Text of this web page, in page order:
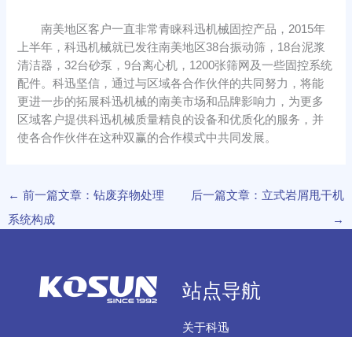
南美地区客户一直非常青睐科迅机械固控产品，2015年
上半年，科迅机械就已发往南美地区38台振动筛，18台泥浆
清洁器，32台砂泵，9台离心机，1200张筛网及一些固控系统
配件。科迅坚信，通过与区域各合作伙伴的共同努力，将能
更进一步的拓展科迅机械的南美市场和品牌影响力，为更多
区域客户提供科迅机械质量精良的设备和优质化的服务，并
使各合作伙伴在这种双赢的合作模式中共同发展。
← 前一篇文章：钻废弃物处理
系统构成
后一篇文章：立式岩屑甩干机
→
站点导航
关于科迅